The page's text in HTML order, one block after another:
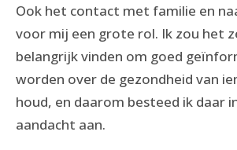
Ook het contact met familie en
voor mij een grote rol. Ik zou het
belangrijk vinden om goed
worden over de gezondheid van
houd, en daarom besteed ik daar
aandacht aan.